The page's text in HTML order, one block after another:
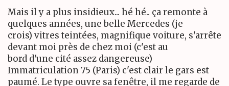
Mais il y a plus insidieux... hé hé.. ça remonte à
quelques années, une belle Mercedes (je
crois) vitres teintées, magnifique voiture, s'arrête
devant moi près de chez moi (c'est au
bord d'une cité assez dangereuse)
Immatriculation 75 (Paris) c'est clair le gars est
paumé. Le type ouvre sa fenêtre, il me regarde de